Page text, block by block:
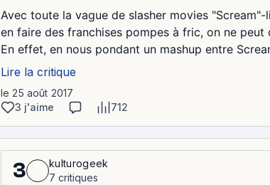
Avec toute la vague de slasher movies
en faire des franchises pompes à fric, on ne
En effet, en nous pondant un mashup entre
Lire la critique
le 25 août 2017
3 j'aime
712
3
kulturogeek
7 critiques